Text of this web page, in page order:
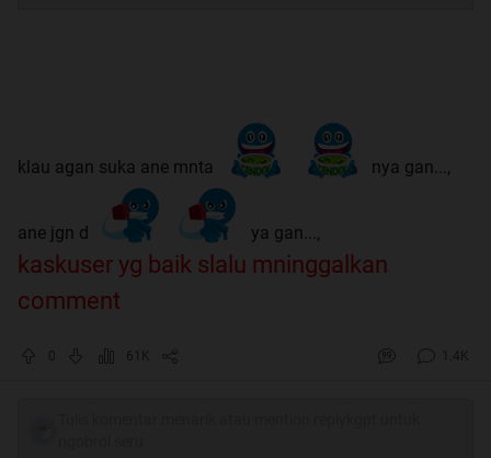
klau agan suka ane mnta nya gan...,
ane jgn d ya gan...,
kaskuser yg baik slalu mninggalkan
comment
61K 1.4K